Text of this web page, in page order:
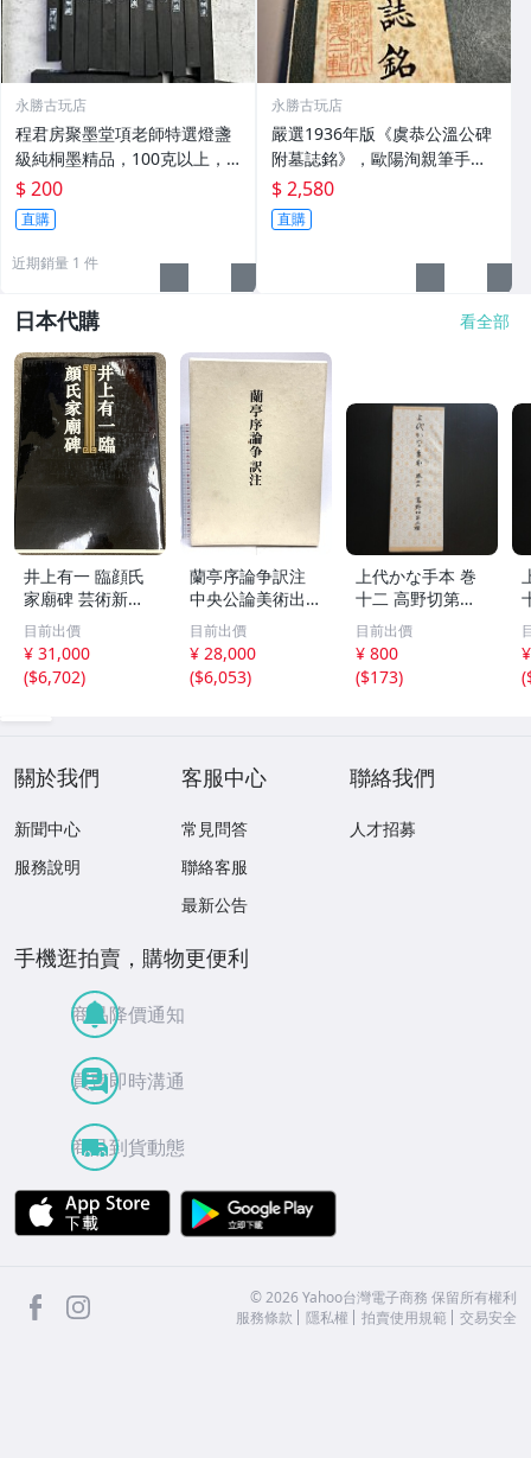
永勝古玩店
程君房聚墨堂項老師特選燈盞
級純桐墨精品，100克以上，
檀香墨質細膩黑亮 藍紫光放 檢
驗嚴選推薦 燈盞級墨 放藍紫光
檢驗嚴選
$ 200
直購
近期銷量 1 件
永勝古玩店
嚴選1936年版《虞恭公溫公碑
附墓誌銘》，歐陽洵親筆手
跡，典藏歷史與書法珍品 唐史
研究 碑刻藝術 田中和市版
$ 2,580
直購
日本代購 看全部
井上有一 臨顔氏
家廟碑 芸術新聞
社
目前出價
¥ 31,000
($6,702)
蘭亭序論争訳注
中央公論美術出版
谷口 鉄雄
目前出價
¥ 28,000
($6,053)
上代かな手本 巻
十二 高野切第三
種 書道 古書
目前出價
¥ 800
($173)
(
關於我們
新聞中心
服務說明
客服中心
常見問答
聯絡客服
最新公告
聯絡我們
人才招募
手機逛拍賣，購物更便利
商品降價通知
買賣即時溝通
商品到貨動態
APP Store
facebook ©2026 Yahoo台灣電子商務 保留所有權利
服務條款
隱私權 拍賣使用規範 交易安全